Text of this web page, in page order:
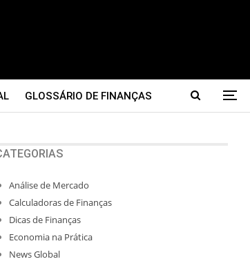
GLOSSÁRIO DE FINANÇAS
Análise de Mercado
Calculadoras de Finanças
Dicas de Finanças
Economia na Prática
News Global